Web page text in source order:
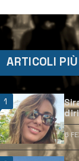
ARTICOLI
1
6